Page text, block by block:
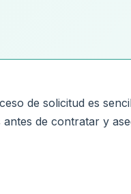
de solicitud es
de contratar y